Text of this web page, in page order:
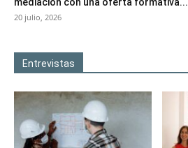
20 julio, 2026
Entrevistas